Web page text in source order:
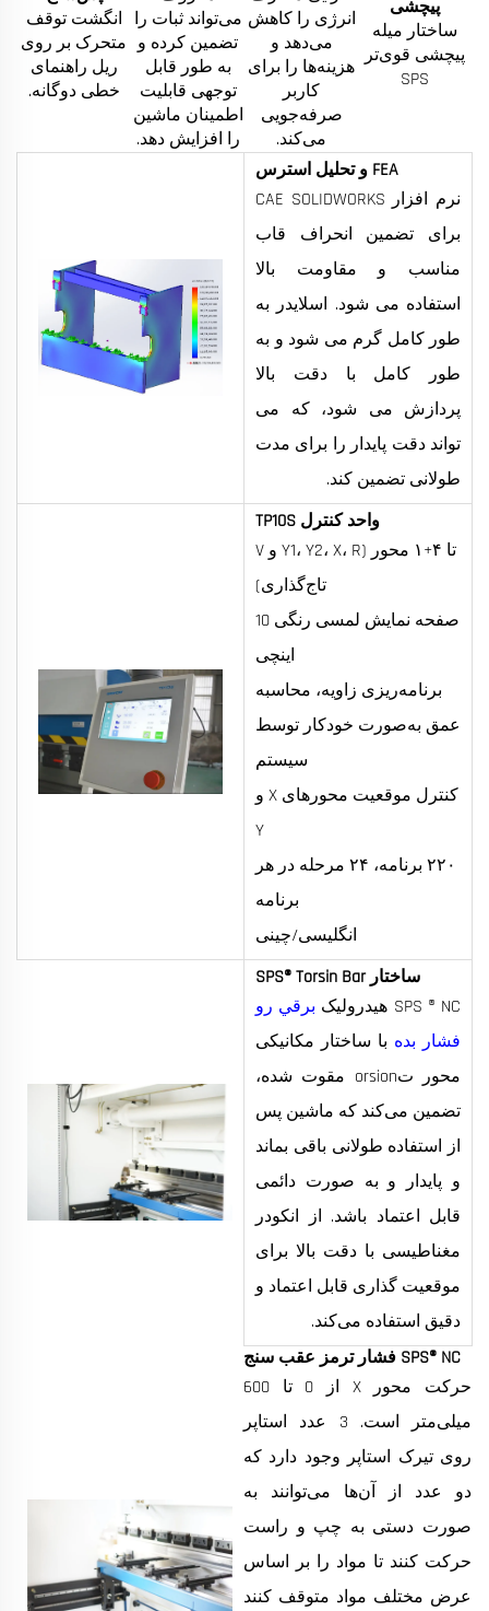
پیچشی
ساختار میله
پیچشی قوی‌تر
SPS
انرژی را کاهش
می‌دهد و
هزینه‌ها را برای
کاربر
صرفه‌جویی
می‌کند.
می‌تواند ثبات را
تضمین کرده و
به طور قابل
توجهی قابلیت
اطمینان ماشین
را افزایش دهد.
انگشت توقف
متحرک بر روی
ریل راهنمای
خطی دوگانه.
FEA و تحلیل استرس
نرم افزار CAE SOLIDWORKS
برای تضمین انحراف قاب
مناسب و مقاومت بالا
استفاده می شود. اسلایدر به
طور کامل گرم می شود و به
طور کامل با دقت بالا
پردازش می شود، که می
تواند دقت پایدار را برای مدت
طولانی تضمین کند.
واحد کنترل TP10S
تا ۴+۱ محور (Y1، Y2، X، R و V
تاج‌گذاری)
صفحه نمایش لمسی رنگی 10
اینچی
برنامه‌ریزی زاویه، محاسبه
عمق به‌صورت خودکار توسط
سیستم
کنترل موقعیت محورهای X و
Y
۲۲۰ برنامه، ۲۴ مرحله در هر
برنامه
انگلیسی/چینی
ساختار SPS® Torsin Bar
SPS ® NC هیدرولیک
برقي رو
فشار بده با ساختار مکانیکی
محور تorsion مقوت شده،
تضمین می‌کند که ماشین پس
از استفاده طولانی باقی بماند
و پایدار و به صورت دائمی
قابل اعتماد باشد. از انکودر
مغناطیسی با دقت بالا برای
موقعیت گذاری قابل اعتماد و
دقیق استفاده می‌کند.
SPS® NC فشار ترمز عقب سنج
حرکت محور X از 0 تا 600
میلی‌متر است. 3 عدد استاپر
روی تیرک استاپر وجود دارد که
دو عدد از آن‌ها می‌توانند به
صورت دستی به چپ و راست
حرکت کنند تا مواد را بر اساس
عرض مختلف مواد متوقف کنند